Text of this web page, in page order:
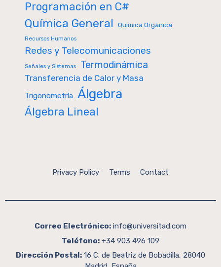
Programación en C#
Química General Química Orgánica
Recursos Humanos
Redes y Telecomunicaciones
Señales y Sistemas Termodinámica
Transferencia de Calor y Masa
Trigonometría Álgebra
Álgebra Lineal
Privacy Policy Terms Contact
Correo Electrónico: info@universitad.com
Teléfono: +34 903 496 109
Dirección Postal: 16 C. de Beatriz de Bobadilla, 28040